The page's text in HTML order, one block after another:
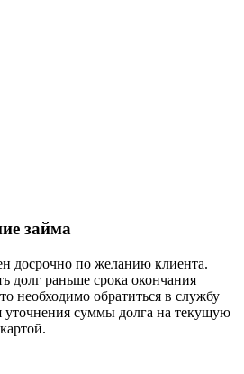
займа
досрочно по желанию клиента.
долг раньше срока окончания
необходимо обратиться в службу
уточнения суммы долга на текущую